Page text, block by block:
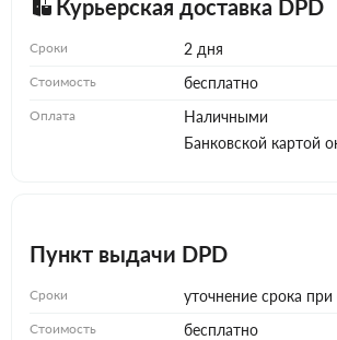
Курьерская доставка DPD
Сроки 2 дня
Стоимость бесплатно
Оплата
Наличными
Банковской картой
Пункт выдачи DPD
Сроки уточнение срока
Стоимость бесплатно